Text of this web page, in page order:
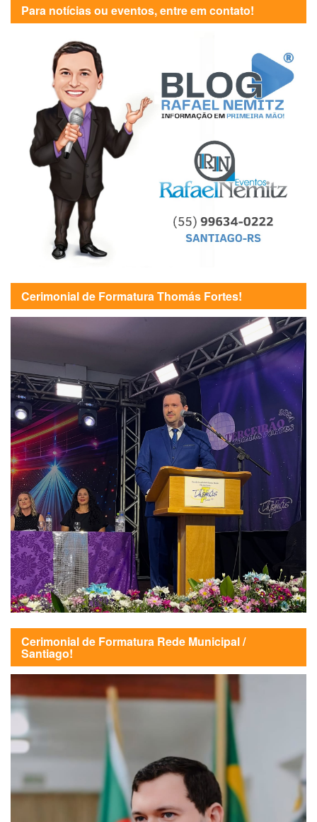
Para notícias ou eventos, entre em contato!
Cerimonial de Formatura Thomás Fortes!
Cerimonial de Formatura Rede Municipal /
Santiago!